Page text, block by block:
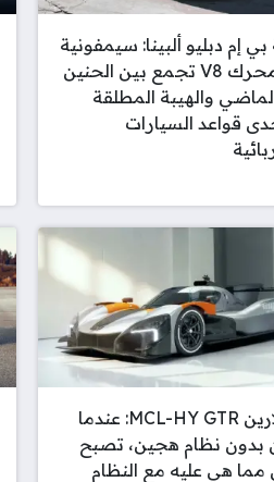
بي إم دبليو ألبينا: سيمفونية
من محرك V8 تجمع بين الحنين
والهيبة المطلقة
قواعد السيارات
ماكلارين MCL-HY GTR: عندما
بدون نظام هجين، تصبح
مما هي عليه مع النظام